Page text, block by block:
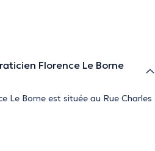
Florence Le Borne
Le Borne est située au Rue Charles